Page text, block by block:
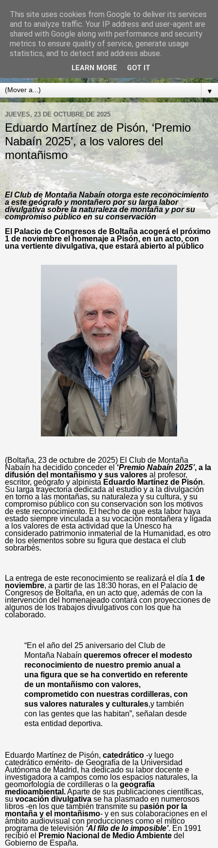
CLUB DE MONTAÑA
NABAÍN
BOLTAÑA. SOBRARBE. PIRINEO ARAGONÉS
▼
JUEVES, 23 DE OCTUBRE DE 2025
Eduardo Martínez de Pisón, ‘Premio
Nabaín 2025’, a los valores del
montañismo
El Club de Montaña Nabaín otorga este reconocimiento
a este geógrafo y montañero por su larga labor
divulgativa sobre la naturaleza de montaña y por su
compromiso público en su conservación
El Palacio de Congresos de Boltaña acogerá el próximo
1 de noviembre el homenaje a Pisón, en un acto, con
una vertiente divulgativa, que estará abierto al público
(Boltaña, 23 de octubre de 2025) El Club de Montaña
Nabaín ha decidido conceder el ‘Premio Nabaín 2025’, a la
difusión del montañismo y sus valores al profesor,
escritor, geógrafo y alpinista Eduardo Martínez de Pisón.
Su larga trayectoria dedicada al estudio y a la divulgación
en torno a las montañas, su naturaleza y su cultura, y su
compromiso público con su conservación son los motivos
de este reconocimiento. El hecho de que esta labor haya
estado siempre vinculada a su vocación montañera y ligada
a los valores de esta actividad que la Unesco ha
considerado patrimonio inmaterial de la Humanidad, es otro
de los elementos sobre su figura que destaca el club
sobrarbés.
La entrega de este reconocimiento se realizará el día 1 de
noviembre, a partir de las 18:30 horas, en el Palacio de
Congresos de Boltaña, en un acto que, además de con la
intervención del homenajeado contará con proyecciones de
algunos de los trabajos divulgativos con los que ha
colaborado.
“En el año del 25 aniversario del Club de
Montaña Nabaín queremos ofrecer el modesto
reconocimiento de nuestro premio anual a
una figura que se ha convertido en referente
de un montañismo con valores,
comprometido con nuestras cordilleras, con
sus valores naturales y culturales,y también
con las gentes que las habitan”, señalan desde
esta entidad deportiva.
Eduardo Martínez de Pisón, catedrático -y luego
catedrático emérito- de Geografía de la Universidad
Autónoma de Madrid, ha dedicado su labor docente e
investigadora a campos como los espacios naturales, la
geomorfología de cordilleras o la geografía
medioambiental.Aparte de sus publicaciones científicas,
su vocación divulgativa se ha plasmado en numerosos
libros -en los que también transmite su pasión por la
montaña y el montañismo- y en sus colaboraciones en el
ámbito audiovisual con producciones como el mítico
programa de tel evisión ‘Al filo de lo imposible’. En 1991
recibió el
Premio Nacional de Medio Ambiente del
Gobierno de España.
This site uses cookies from Google to deliver its services
and to analyze traffic. Your IP address and user-agent are
shared with Google along with performance and security
metrics to ensure quality of service, generate usage
statistics, and to detect and address abuse.
LEARN MORE GOT IT